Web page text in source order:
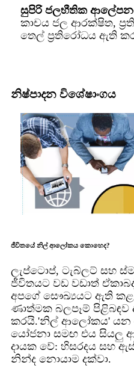
සුපිරි ජලභීතික
කාචය ජල ආරක්ෂිත,
තෙල් ප්‍රතිරෝධය ඇති
නිෂ්පාදන විශේෂාංගය
ජීවිතයේ නිල් ආලෝකය කොහෙද?
ලැප්ටොප්, ටැබ්ලට් සහ
ජීවිතයට වඩ වඩාත්
අපගේ සෞඛ්‍යයට ඇති කළ
ණාත්මක බලපෑම් පිළිබඳව
කරයි.'නිල් ආලෝකය' යන
යෝජනා සමඟ එය සියලු
දායක වේ: හිසරදය සහ
නින්ද නොයාම දක්වා.